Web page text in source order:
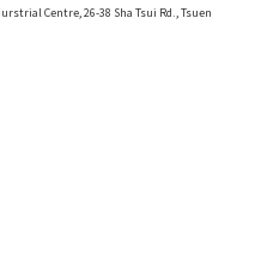
Centre, 26-38 Sha Tsui Rd., Tsuen